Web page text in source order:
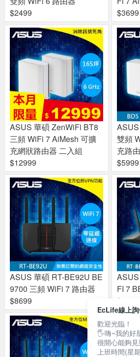
$2499
$3699
ASUS 華碩 ZenWiFi BT8
三頻 WiFi 7 AiMesh 可擴
充網狀路由器 二入組
$12999
雙頻
充路
$5999
ASUS 華碩 RT-BE92U BE
9700 三頻 WiFi 7 路由器
$8699
FI 7
$4999
EcLife線上
歡迎光臨！
🖐嗨~我的好
很開心能夠
上班時間(星